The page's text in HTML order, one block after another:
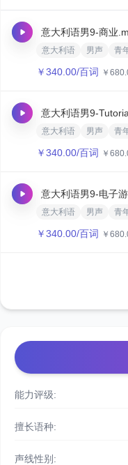
意大利语男9-商业
意大利语 男声 青
￥340.00/百词 ￥
意大利语男9-
意大利语 男声 青
￥340.00/百词 ￥
意大利语男9-电子
意大利语 男声 青
￥340.00/百词 ￥
能力评级:
擅长语种:
声线性别: